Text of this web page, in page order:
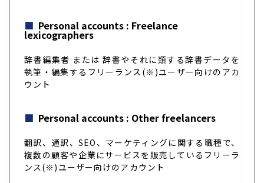
Personal accounts : Freelance
lexicographers
辞書編集者 または 辞書やそれに類する辞書データを
執筆・編集するフリーランス(※)ユーザー向けのアカ
ウント
Personal accounts : Other freelancers
翻訳、通訳、SEO、マーケティングに関する職種で、
複数の顧客や企業にサービスを販売しているフリーラ
ンス(※)ユーザー向けのアカウント